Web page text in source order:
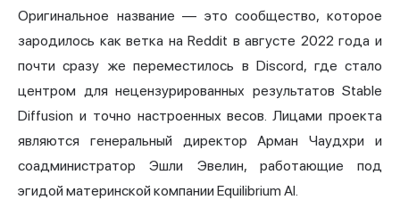
Оригинальное название — это сообщество, которое
зародилось как ветка на Reddit в августе 2022 года и
почти сразу же переместилось в Discord, где стало
центром для нецензурированных результатов Stable
Diffusion и точно настроенных весов. Лицами проекта
являются генеральный директор Арман Чаудхри и
соадминистратор Эшли Эвелин, работающие под
эгидой материнской компании Equilibrium AI.